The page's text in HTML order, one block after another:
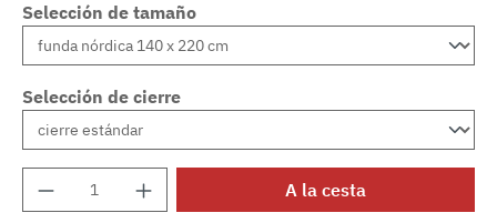
Selección de tamaño
Selección de cierre
Cantidad del producto: introduce la
A la cesta